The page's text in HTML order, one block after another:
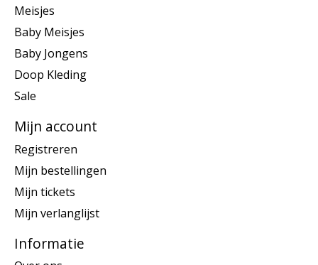
Meisjes
Baby Meisjes
Baby Jongens
Doop Kleding
Sale
Mijn account
Registreren
Mijn bestellingen
Mijn tickets
Mijn verlanglijst
Informatie